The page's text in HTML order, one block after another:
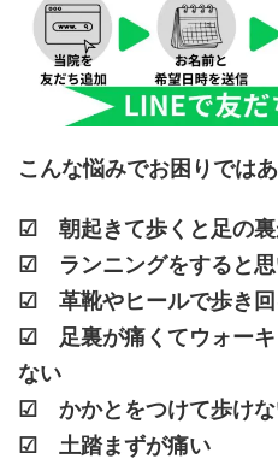
こんな悩みでお困りでは
☑ 朝起きて歩くと足の裏
☑ ランニングをすると思
☑ 革靴やヒールで歩き回
☑ 足裏が痛くてウォーキ
ない
☑ かかとをつけて歩け
☑ 土踏まずが痛い